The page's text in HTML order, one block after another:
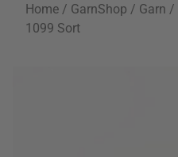
Home / GarnShop / Garn /
1099 Sort